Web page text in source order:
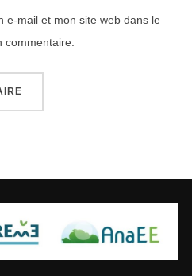
e-mail et mon site web dans le